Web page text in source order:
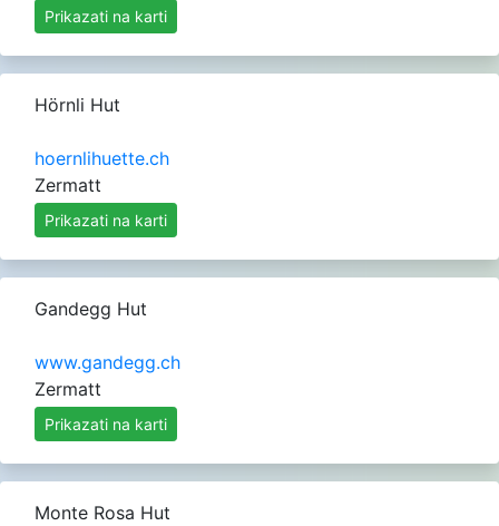
Prikazati na karti
Hörnli Hut
hoernlihuette.ch
Zermatt
Prikazati na karti
Gandegg Hut
www.gandegg.ch
Zermatt
Prikazati na karti
Monte Rosa Hut